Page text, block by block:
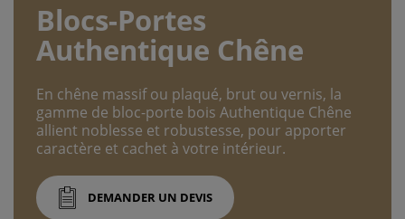
Blocs-Portes
Authentique Chêne
En chêne massif ou plaqué, brut ou vernis, la
gamme de bloc-porte bois Authentique Chêne
allient noblesse et robustesse, pour apporter
caractère et cachet à votre intérieur.
DEMANDER UN DEVIS